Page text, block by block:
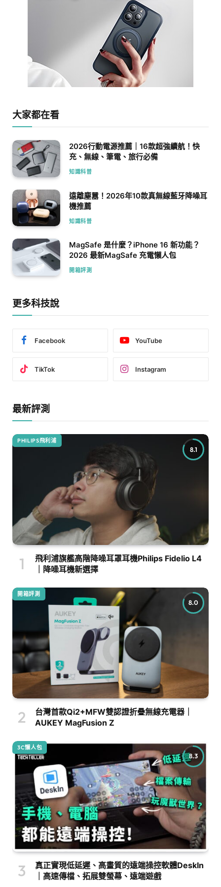
大家都在看
2026行動電源推薦｜16款超強續航！快
充、無線、筆電、旅行必備
知識科普
遠離塵囂！2026年10款真無線藍牙降噪耳
機推薦
知識科普
MagSafe 是什麼？iPhone 16 新功能？
2026 最新MagSafe 充電懶人包
開箱評測
更多科技說
Facebook YouTube
TikTok Instagram
最新評測
8.1
PHILIPS飛利浦
飛利浦旗艦高階降噪耳罩耳機Philips Fidelio L4
｜降噪耳機新選擇
8.0
開箱評測
台灣首款Qi2+MFW雙認證折疊無線充電器｜
AUKEY MagFusion Z
8.3
3C懶人包
真正實現低延遲、高畫質的遠端操控軟體DeskIn
｜高速傳檔、拓展雙螢幕、遠端遊戲